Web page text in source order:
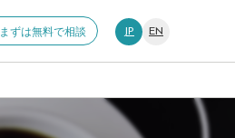
まずは無料で相談 JP EN